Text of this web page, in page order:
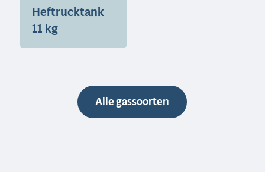
Heftrucktank
11 kg
Alle gassoorten